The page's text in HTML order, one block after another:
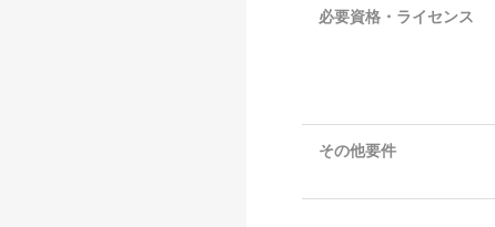
必要資格・ライセンス
その他要件